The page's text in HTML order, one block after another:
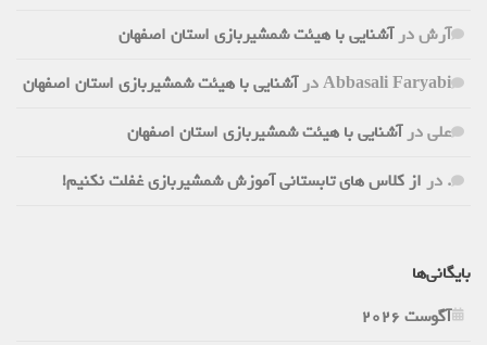
آرشدرآشنایی با هیئت شمشیربازی استان اصفهان
Abbasali Faryabiدرآشنایی با هیئت شمشیربازی استان اصفهان
علیدرآشنایی با هیئت شمشیربازی استان اصفهان
.دراز کلاس های تابستانی آموزش شمشیربازی غفلت نکنیم!
بایگانی‌ها
آگوست 2026